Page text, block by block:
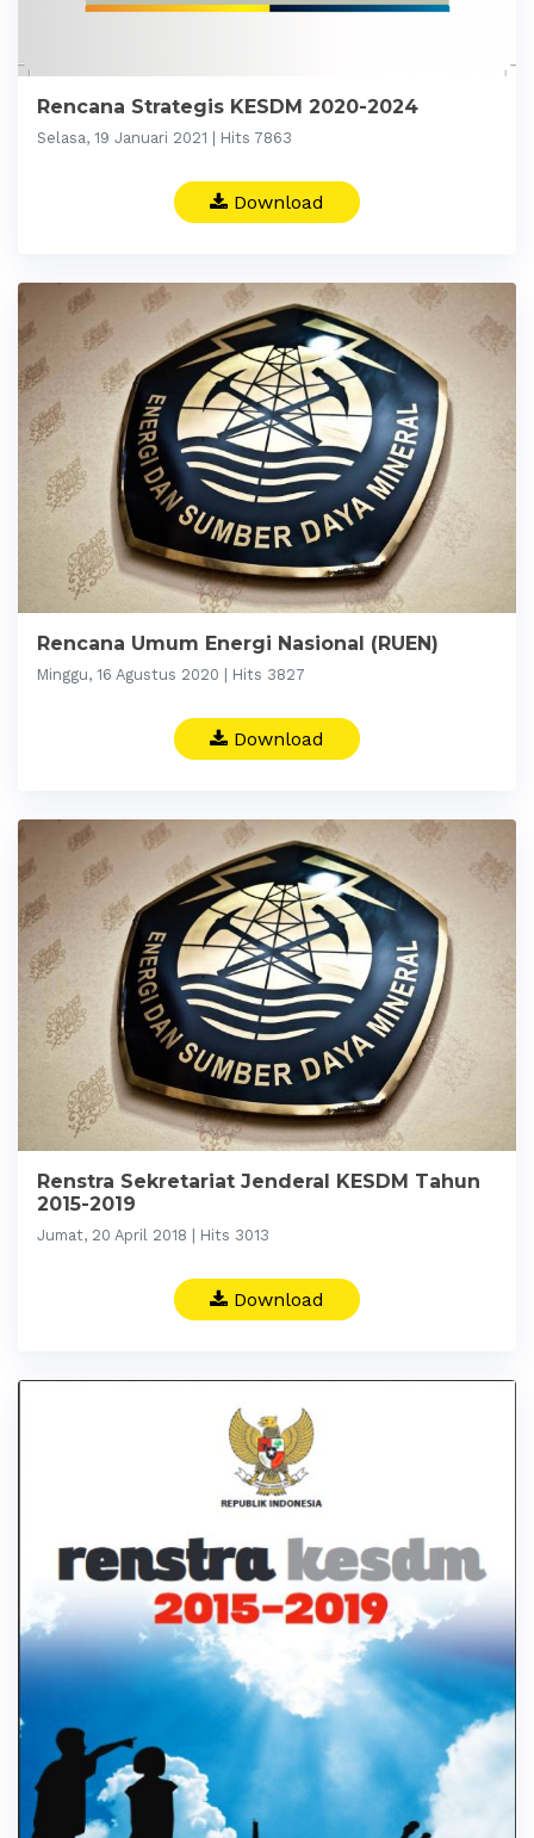
Rencana Strategis KESDM 2020-2024
Selasa, 19 Januari 2021 | Hits 7863
Download
Rencana Umum Energi Nasional (RUEN)
Minggu, 16 Agustus 2020 | Hits 3827
Download
Renstra Sekretariat Jenderal KESDM Tahun
2015-2019
Jumat, 20 April 2018 | Hits 3013
Download